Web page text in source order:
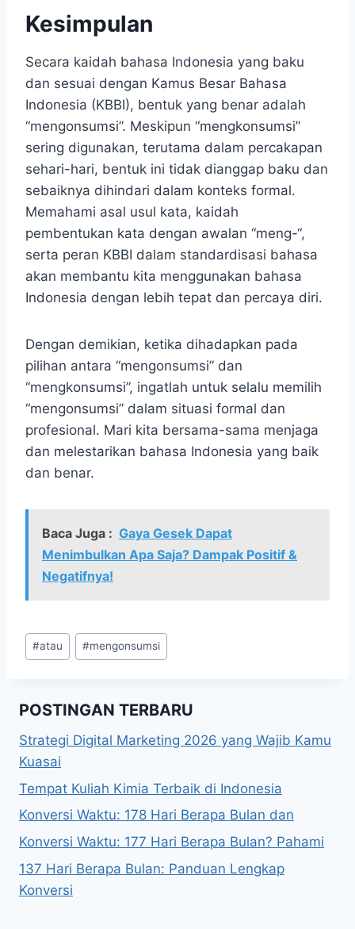
Kesimpulan
Secara kaidah bahasa Indonesia yang baku
dan sesuai dengan Kamus Besar Bahasa
Indonesia (KBBI), bentuk yang benar adalah
“mengonsumsi”. Meskipun “mengkonsumsi”
sering digunakan, terutama dalam percakapan
sehari-hari, bentuk ini tidak dianggap baku dan
sebaiknya dihindari dalam konteks formal.
Memahami asal usul kata, kaidah
pembentukan kata dengan awalan “meng-“,
serta peran KBBI dalam standardisasi bahasa
akan membantu kita menggunakan bahasa
Indonesia dengan lebih tepat dan percaya diri.
Dengan demikian, ketika dihadapkan pada
pilihan antara “mengonsumsi” dan
“mengkonsumsi”, ingatlah untuk selalu memilih
“mengonsumsi” dalam situasi formal dan
profesional. Mari kita bersama-sama menjaga
dan melestarikan bahasa Indonesia yang baik
dan benar.
Baca Juga : Gaya Gesek Dapat
Menimbulkan Apa Saja? Dampak Positif &
Negatifnya!
Post
Tags:
#atau #mengonsumsi
POSTINGAN TERBARU
Strategi Digital Marketing 2026 yang Wajib Kamu
Kuasai
Tempat Kuliah Kimia Terbaik di Indonesia
Konversi Waktu: 178 Hari Berapa Bulan dan
Konversi Waktu: 177 Hari Berapa Bulan? Pahami
137 Hari Berapa Bulan: Panduan Lengkap
Konversi